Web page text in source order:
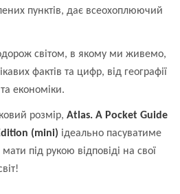
пунктів, дає всеохоплюючий
світом, в якому ми живемо,
фактів та цифр, від географії
економіки.
розмір, Atlas. A Pocket Guide
(mini) ідеально пасуватиме
під рукою відповіді на свої